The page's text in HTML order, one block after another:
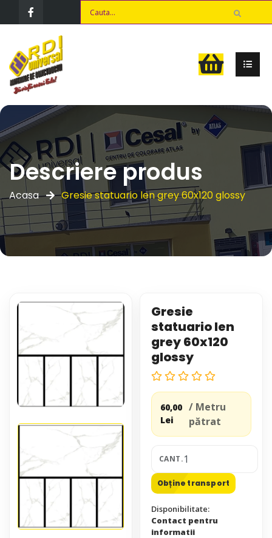
Descriere produs
Acasa Gresie statuario len grey 60x120 glossy
Gresie
statuario len
grey 60x120
glossy
60,00
Lei
/ Metru
pătrat
CANT.
Obține transport
Disponibilitate:
Contact pentru
informatii